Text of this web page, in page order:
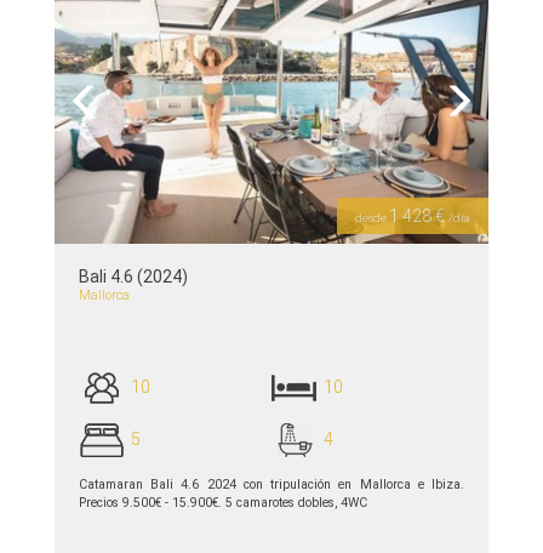
Previous Next
desde 1 428 € /día
Bali 4.6 (2024)
Mallorca
10 10
5 4
Catamaran Bali 4.6 2024 con tripulación en Mallorca e Ibiza.
Precios 9.500€ - 15.900€. 5 camarotes dobles, 4WC